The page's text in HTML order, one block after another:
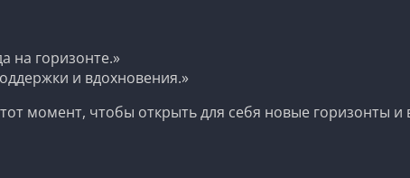
на горизонте.»
и вдохновения.»
момент, чтобы открыть для себя новые горизонты